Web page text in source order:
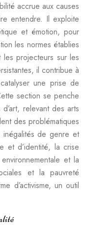
accrue aux causes
entendre. Il exploite
et émotion, pour
les normes établies
projecteurs sur les
il contribue à
une prise de
section se penche
relevant des arts
des problématiques
de genre et
et d’identité, la crise
et la
et la pauvreté
d’activisme, un outil